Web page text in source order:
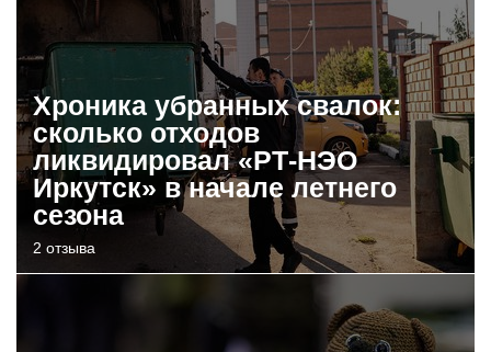
Хроника убранных свалок:
сколько отходов
ликвидировал «РТ-НЭО
Иркутск» в начале летнего
сезона
2 отзыва